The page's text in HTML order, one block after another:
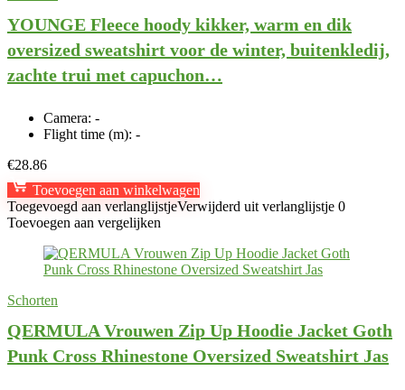
YOUNGE Fleece hoody kikker, warm en dik
oversized sweatshirt voor de winter, buitenkledij,
zachte trui met capuchon…
Camera: -
Flight time (m): -
€28.86
Toevoegen aan winkelwagen
Toegevoegd aan verlanglijstjeVerwijderd uit verlanglijstje 0
Toevoegen aan vergelijken
Schorten
QERMULA Vrouwen Zip Up Hoodie Jacket Goth
Punk Cross Rhinestone Oversized Sweatshirt Jas